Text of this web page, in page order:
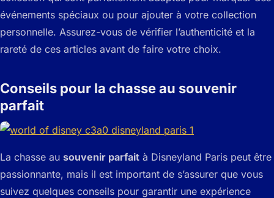
événements spéciaux ou pour ajouter à votre collection
personnelle. Assurez-vous de vérifier l’authenticité et la
rareté de ces articles avant de faire votre choix.
Conseils pour la chasse au souvenir
parfait
La chasse au souvenir parfait à Disneyland Paris peut être
passionnante, mais il est important de s’assurer que vous
suivez quelques conseils pour garantir une expérience